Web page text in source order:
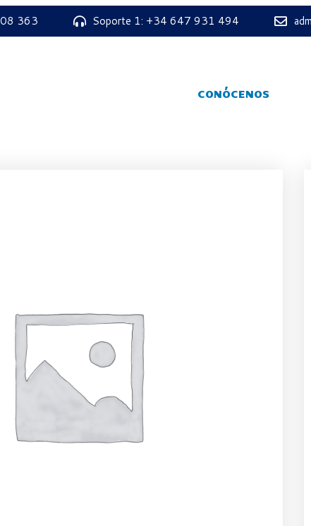
363 Soporte 1: +34 647 931 494
CONÓCENOS